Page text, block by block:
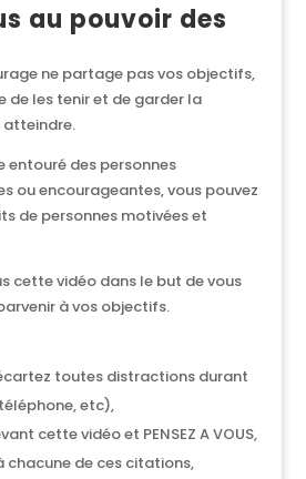
au pouvoir des
ne partage pas vos objectifs,
de les tenir et de garder la
entouré des personnes
ou encourageantes, vous pouvez
de personnes motivées et
cette vidéo dans le but de vous
à vos objectifs.
toutes distractions durant
etc),
cette vidéo et PENSEZ A VOUS,
à chacune de ces citations,